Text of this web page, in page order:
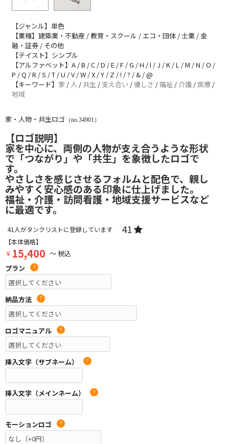
【ジャンル】単色
【業種】建築業・不動産 / 教育・スクール / エコ・団体 / 士業 / 金
融・証券 / その他
【テイスト】シンプル
【アルファベット】A / B / C / D / E / F / G / H / I / J / K / L / M / N / O /
P / Q / R / S / T / U / V / W / X / Y / Z / ! / ? / & / @
【キーワード】 家 / 人 / 共生 / 支え合い /優しさ /福祉 / 介護 / 医療 /
地域
家・人物・共生ロゴ （no.34901）
【ロゴ説明】
家を中心に、両側の人物が支え合うような形状
で「つながり」や「共生」を象徴したロゴで
す。
やさしさを感じさせるフォルムと配色で、親し
みやすく安心感のある印象に仕上げました。
福祉・介護・訪問看護・地域支援サービスなど
に最適です。
41 人がタンクリストに登録しています 41
【本体価格】
￥ 15,400 ～ 税込
プラン
?
納品方法 ?
ロゴマニュアル ?
挿入文字（サブネーム） ?
挿入文字（メインネーム） ?
モーションロゴ ?